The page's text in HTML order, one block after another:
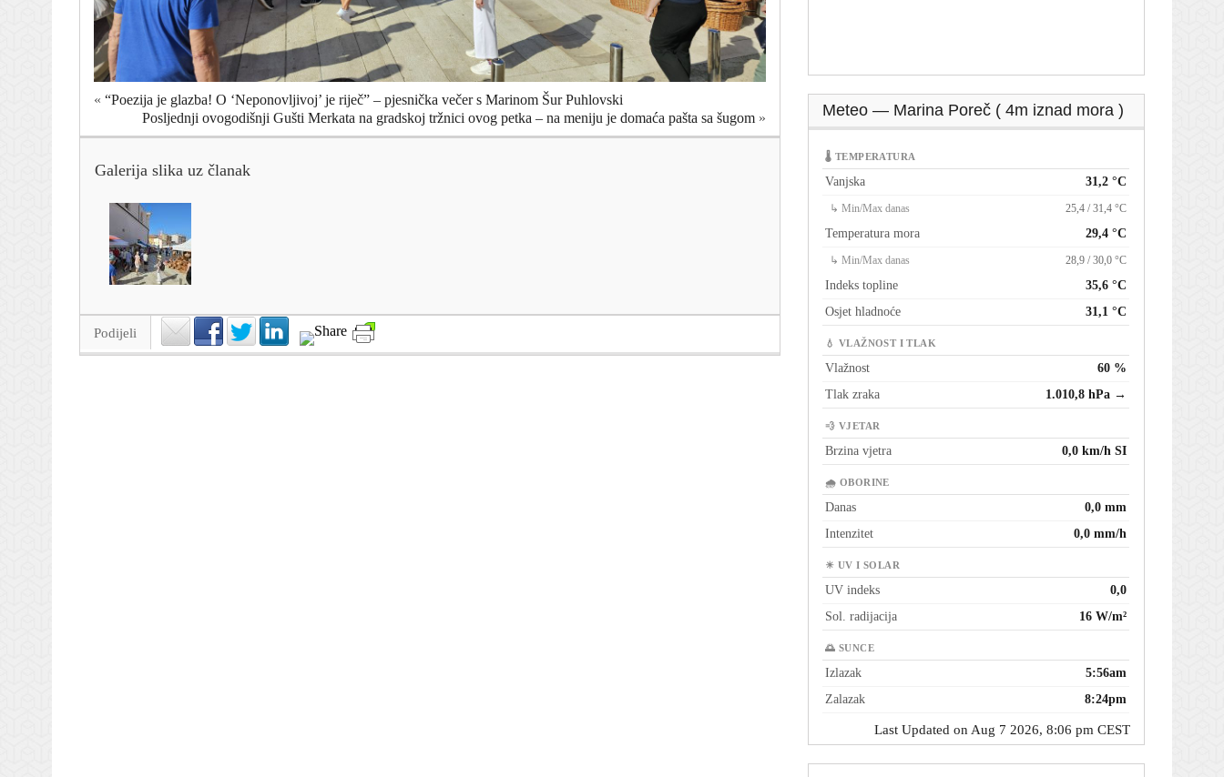
« “Poezija je glazba! O ‘Neponovljivoj’ je riječ” – pjesnička večer s Marinom Šur Puhlovski
Posljednji ovogodišnji Gušti Merkata na gradskoj tržnici ovog petka – na meniju je domaća pašta sa šugom »
Galerija slika uz članak
Podijeli
Meteo — Marina Poreč ( 4m iznad mora )
🌡 TEMPERATURA
Vanjska 31,2 °C
↳ Min/Max danas 25,4 / 31,4 °C
Temperatura mora 29,4 °C
↳ Min/Max danas 28,9 / 30,0 °C
Indeks topline
35,6 °C
Osjet hladnoće
31,1 °C
💧 VLAŽNOST I TLAK
Vlažnost
60 %
Tlak zraka
1.010,8 hPa →
💨 VJETAR
Brzina vjetra 0,0 km/h SI
🌧 OBORINE
Danas
0,0 mm
Intenzitet
0,0 mm/h
☀ UV I SOLAR
UV indeks
0,0
Sol. radijacija
16 W/m²
🌅 SUNCE
Izlazak
5:56am
Zalazak
8:24pm
Last Updated on Aug 7 2026, 8:06 pm CEST